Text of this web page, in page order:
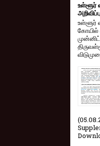
உள்ளூர்
உள்ளூர்
கோயில்